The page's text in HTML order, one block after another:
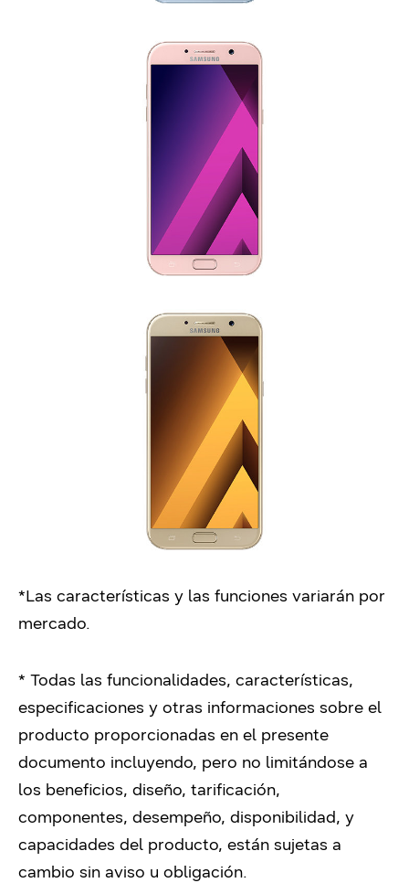
*Las características y las funciones variarán por
mercado.
* Todas las funcionalidades, características,
especificaciones y otras informaciones sobre el
producto proporcionadas en el presente
documento incluyendo, pero no limitándose a
los beneficios, diseño, tarificación,
componentes, desempeño, disponibilidad, y
capacidades del producto, están sujetas a
cambio sin aviso u obligación.